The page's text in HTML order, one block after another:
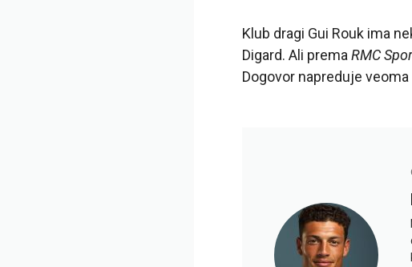
Klub dragi Gui Rouk ima
Digard. Ali prema RMC
Dogovor napreduje